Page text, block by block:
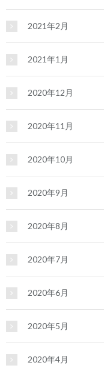
2021年2月
2021年1月
2020年12月
2020年11月
2020年10月
2020年9月
2020年8月
2020年7月
2020年6月
2020年5月
2020年4月